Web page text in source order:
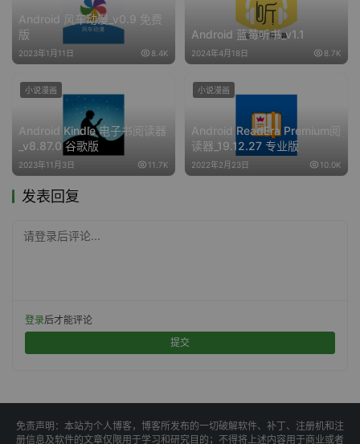
Android 风车动漫_v0.9 免费
版
2023年1月11日 8.4K
Android 蓝莓听书_v1.1
2024年4月18日 8.7K
Android Kindle 电子书阅读器
_v8.87.0 谷歌版
2023年11月3日 11.7K
小说漫画
Android ReadEra Premium阅
读器_19.12.27 专业版
2022年2月23日 10.0K
小说漫画
发表回复
请登录后评论...
登录后才能评论
提交
免责声明：本站为个人博客，博客所发布的一切破解软件、补丁、注册机和注
册信息及软件的文章仅限用于学习和研究目的；不得将上述内容用于商业或者